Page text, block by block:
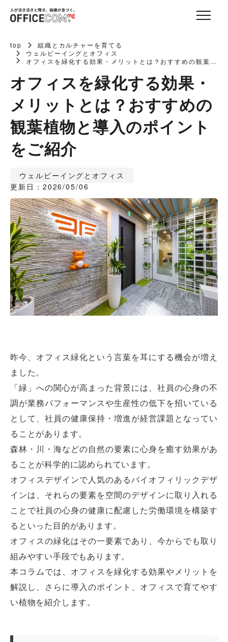
top
組織とカルチャーを育てる
ウェルビーイングとオフィス
オフィスを緑化する効果・メリットとは？おすすめの観葉植
オフィスを緑化する効果・
メリットとは？おすすめの
観葉植物と導入のポイント
をご紹介
ウェルビーイングとオフィス
更新日：2026/05/06
昨今、オフィス緑化という言葉を耳にする機会が増え
ました。
「緑」への関心が高まった背景には、社員の心身の不
調が業務パフォーマンスや生産性の低下を招いている
として、社員の健康保持・増進が経営課題となってい
ることがあります。
森林・川・海などの自然の要素に心身を癒す効果があ
ることが科学的に認められています。
オフィスデザインで人気のあるバイオフィリックデザ
インは、それらの要素を空間のデザインに取り入れる
ことで社員の心身の健康に配慮した労働環境を構築す
るといった目的があります。
オフィスの緑化はその一要素であり、今からでも取り
組みやすい手段でもあります。
本コラムでは、オフィスを緑化する効果やメリットを
解説し、さらに導入のポイント、オフィスで育てやす
い植物を紹介します。